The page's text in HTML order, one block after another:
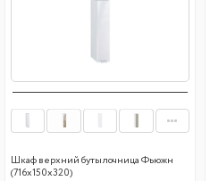
Шкаф верхний бутылочница Фьюжн
(716х150х320)